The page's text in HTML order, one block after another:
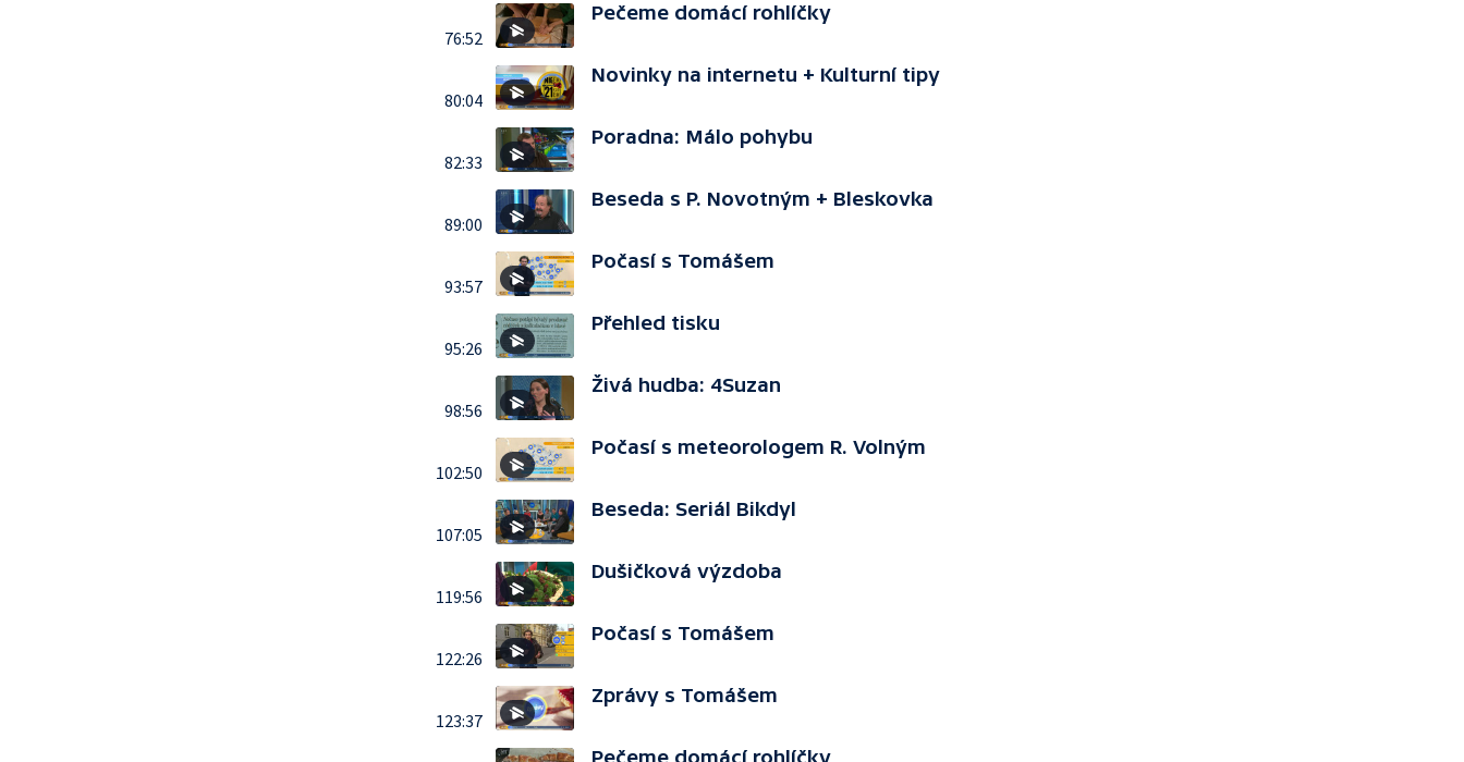
76:52
Pečeme domácí rohlíčky
80:04
Novinky na internetu + Kulturní tipy
82:33
Poradna: Málo pohybu
89:00
Beseda s P. Novotným + Bleskovka
93:57
Počasí s Tomášem
95:26
Přehled tisku
98:56
Živá hudba: 4Suzan
102:50
Počasí s meteorologem R. Volným
107:05
Beseda: Seriál Bikdyl
119:56
Dušičková výzdoba
122:26
Počasí s Tomášem
123:37
Zprávy s Tomášem
Pečeme domácí rohlíčky